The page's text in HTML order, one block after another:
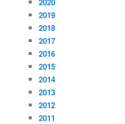
2019
2018
2017
2016
2015
2014
2013
2012
2011